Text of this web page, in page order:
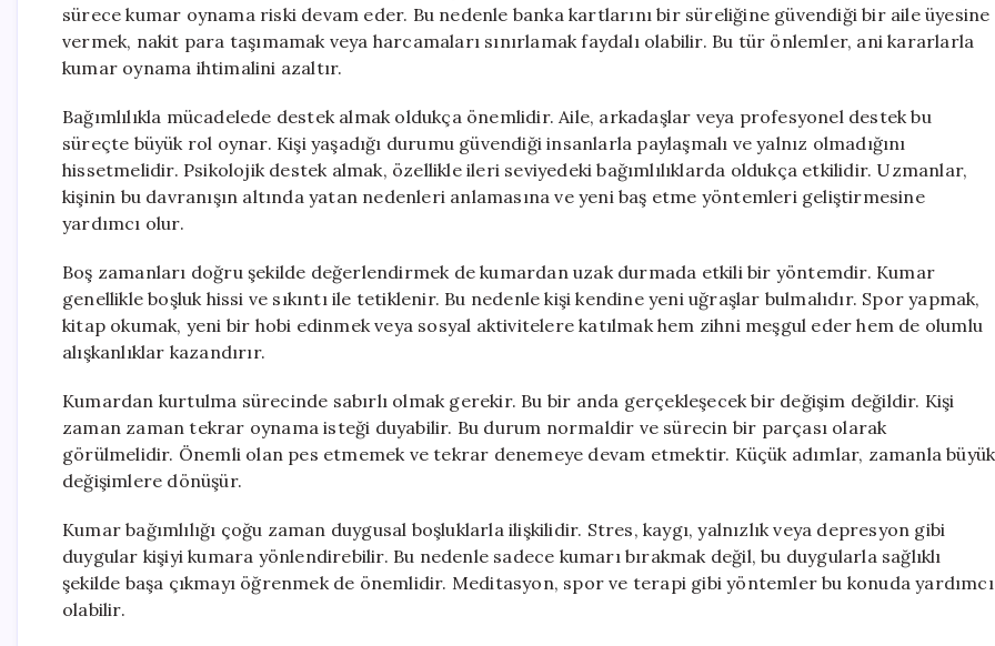
sürece kumar oynama riski devam eder. Bu nedenle banka kartlarını bir süreliğine güvendiği bir aile üyesine
vermek, nakit para taşımamak veya harcamaları sınırlamak faydalı olabilir. Bu tür önlemler, ani kararlarla
kumar oynama ihtimalini azaltır.
Bağımlılıkla mücadelede destek almak oldukça önemlidir. Aile, arkadaşlar veya profesyonel destek bu
süreçte büyük rol oynar. Kişi yaşadığı durumu güvendiği insanlarla paylaşmalı ve yalnız olmadığını
hissetmelidir. Psikolojik destek almak, özellikle ileri seviyedeki bağımlılıklarda oldukça etkilidir. Uzmanlar,
kişinin bu davranışın altında yatan nedenleri anlamasına ve yeni baş etme yöntemleri geliştirmesine
yardımcı olur.
Boş zamanları doğru şekilde değerlendirmek de kumardan uzak durmada etkili bir yöntemdir. Kumar
genellikle boşluk hissi ve sıkıntı ile tetiklenir. Bu nedenle kişi kendine yeni uğraşlar bulmalıdır. Spor yapmak,
kitap okumak, yeni bir hobi edinmek veya sosyal aktivitelere katılmak hem zihni meşgul eder hem de olumlu
alışkanlıklar kazandırır.
Kumardan kurtulma sürecinde sabırlı olmak gerekir. Bu bir anda gerçekleşecek bir değişim değildir. Kişi
zaman zaman tekrar oynama isteği duyabilir. Bu durum normaldir ve sürecin bir parçası olarak
görülmelidir. Önemli olan pes etmemek ve tekrar denemeye devam etmektir. Küçük adımlar, zamanla büyük
değişimlere dönüşür.
Kumar bağımlılığı çoğu zaman duygusal boşluklarla ilişkilidir. Stres, kaygı, yalnızlık veya depresyon gibi
duygular kişiyi kumara yönlendirebilir. Bu nedenle sadece kumarı bırakmak değil, bu duygularla sağlıklı
şekilde başa çıkmayı öğrenmek de önemlidir. Meditasyon, spor ve terapi gibi yöntemler bu konuda yardımcı
olabilir.